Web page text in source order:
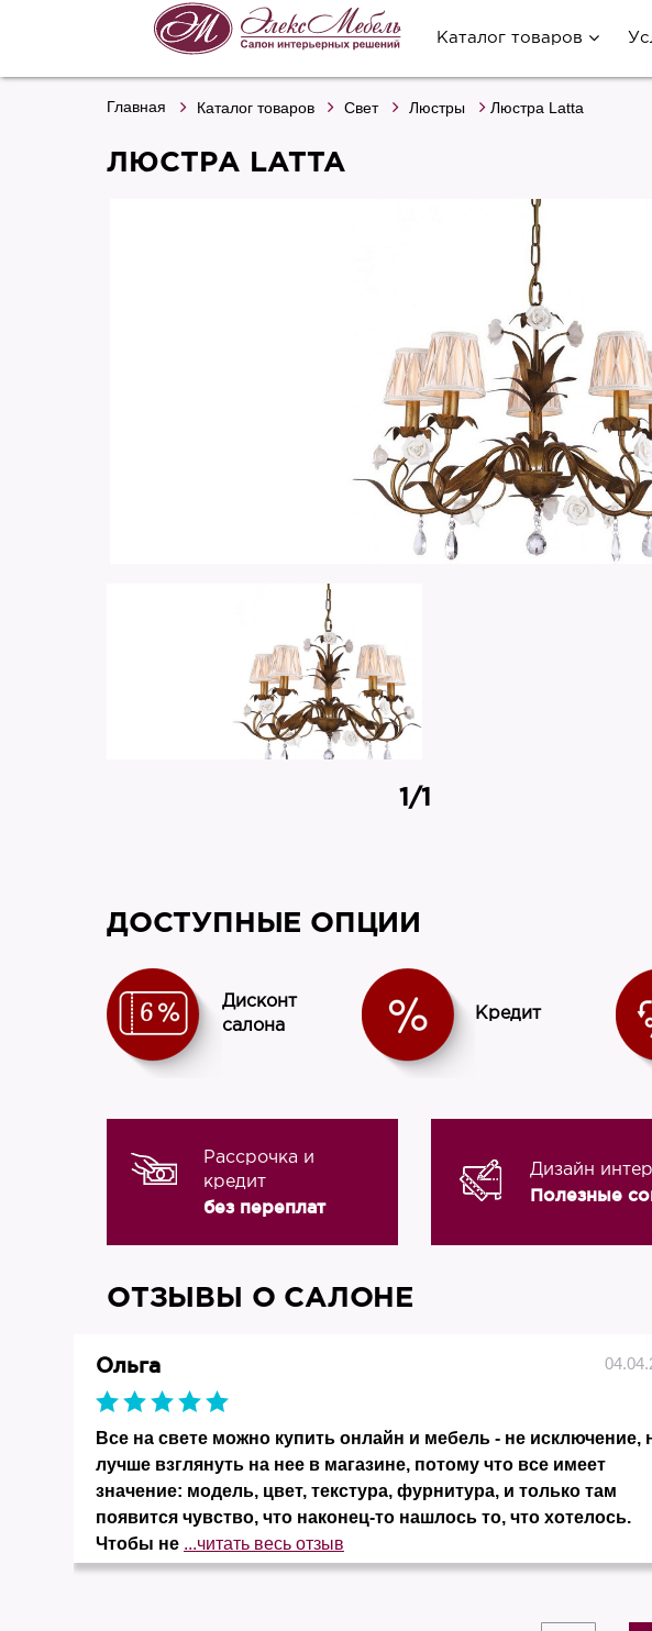
Каталог товаров
Главная Каталог товаров Свет Люстры Люстра Latta
ЛЮСТРА LATTA
1/1
ДОСТУПНЫЕ ОПЦИИ
Дисконт
салона
Кредит
Рассрочка и
кредит
без переплат
Дизайн
Полезные
ОТЗЫВЫ О САЛОНЕ
Ольга
Все на свете можно купить онлайн и мебель - не исключение,
лучше взглянуть на нее в магазине, потому что все имеет
значение: модель, цвет, текстура, фурнитура, и только там
появится чувство, что наконец-то нашлось то, что хотелось.
Чтобы не ...читать весь отзыв